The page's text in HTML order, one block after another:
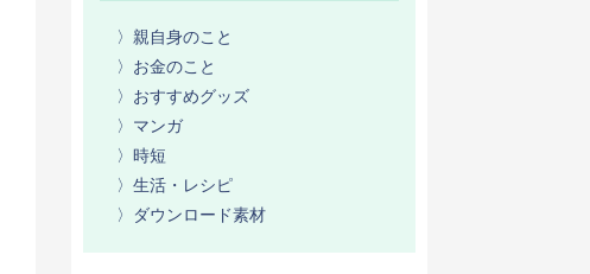
〉親自身のこと
〉お金のこと
〉おすすめグッズ
〉マンガ
〉時短
〉生活・レシピ
〉ダウンロード素材